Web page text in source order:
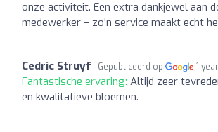
onze activiteit. Een extra dankjewel aan
medewerker – zo'n service maakt echt
Cedric Struyf Gepubliceerd op 1
Fantastische ervaring: Altijd zeer
en kwalitatieve bloemen.